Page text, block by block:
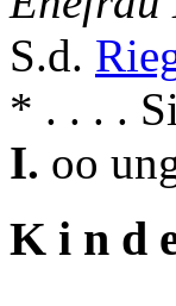
S.d.
* . . . .
I. oo
K i n d